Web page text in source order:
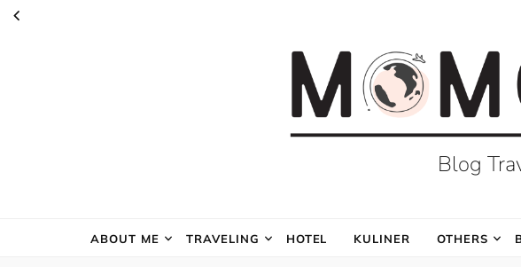
Blog
ABOUT ME TRAVELING HOTEL KULINER OTHERS